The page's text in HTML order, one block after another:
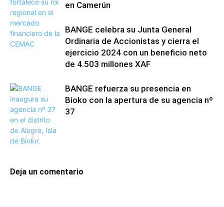
en Camerún
BANGE celebra su Junta General
Ordinaria de Accionistas y cierra el
ejercicio 2024 con un beneficio neto
de 4.503 millones XAF
BANGE refuerza su presencia en
Bioko con la apertura de su agencia nº
37
Deja un comentario